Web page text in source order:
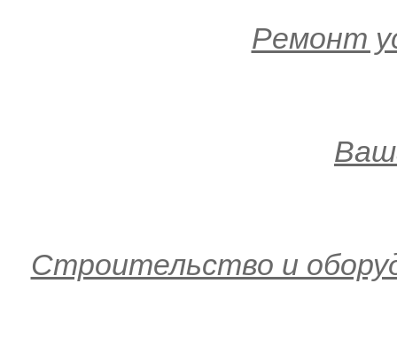
Ремонт
Строительство и